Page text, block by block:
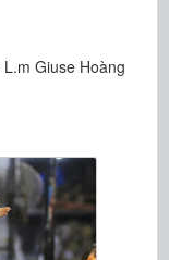
L.m Giuse Hoàng